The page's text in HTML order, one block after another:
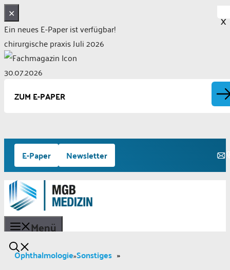
✕
Ein neues E-Paper ist verfügbar!
chirurgische praxis Juli 2026
30.07.2026
ZUM E-PAPER
Zum
Inhalt
springen
E-Paper Newsletter
Menü
Ophthalmologie»Sonstiges »
X